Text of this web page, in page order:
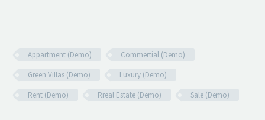
Appartment (Demo)
Commertial (Demo)
Green Villas (Demo)
Luxury (Demo)
Rent (Demo)
Rreal Estate (Demo) Sale (Demo)